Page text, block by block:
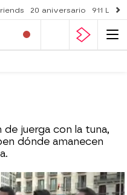
20 aniversario 911
juerga con la tuna,
dónde amanecen